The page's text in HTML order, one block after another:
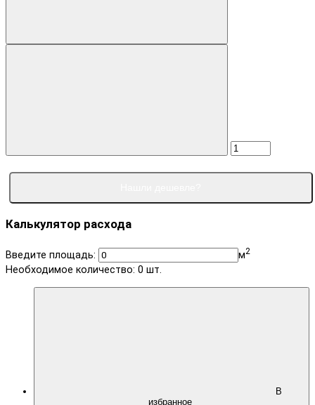
Калькулятор расхода
Введите площадь: м2
Необходимое количество: 0 шт.
В
избранное